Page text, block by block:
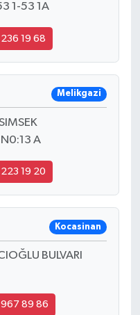
1-53 1A
19 68
Melikgazi
A
19 20
Kocasinan
BULVARI
89 86